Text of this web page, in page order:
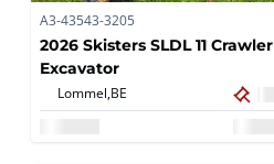
A3-43543-3205
2026 Skisters SLDL 11 Crawler
Excavator
Lommel, BE